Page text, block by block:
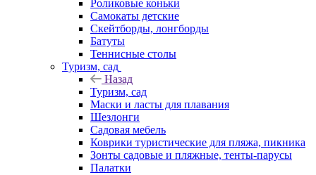
Роликовые коньки
Самокаты детские
Скейтборды, лонгборды
Батуты
Теннисные столы
Туризм, сад
Назад
Туризм, сад
Маски и ласты для плавания
Шезлонги
Садовая мебель
Коврики туристические для пляжа, пикника
Зонты садовые и пляжные, тенты-парусы
Палатки